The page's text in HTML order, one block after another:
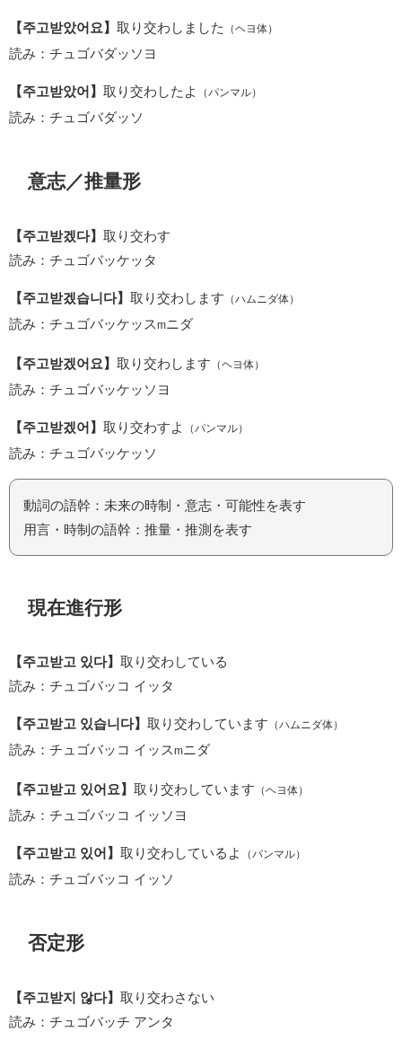
【주고받았어요】 取り交わしました （ヘヨ体）
読み：チュゴバダッソヨ
【주고받았어】 取り交わしたよ （パンマル）
読み：チュゴバダッソ
意志／推量形
【주고받겠다】
取り交わす
読み：チュゴバッケッタ
【주고받겠습니다】 取り交わします （ハムニダ体）
読み：チュゴバッケッス m ニダ
【주고받겠어요】 取り交わします （ヘヨ体）
読み：チュゴバッケッソヨ
【주고받겠어】 取り交わすよ （パンマル）
読み：チュゴバッケッソ
動詞の語幹：未来の時制・意志・可能性を表す
用言・時制の語幹：推量・推測を表す
現在進行形
【주고받고 있다】 取り交わしている
読み：チュゴバッコ イッタ
【주고받고 있습니다】 取り交わしています （ハムニダ体）
読み：チュゴバッコ イッスmニダ
【주고받고 있어요】 取り交わしています （ヘヨ体）
読み：チュゴバッコ イッソヨ
【주고받고 있어】 取り交わしているよ （パンマル）
読み：チュゴバッコ イッソ
否定形
【주고받지 않다】
取り交わさない
読み：チュゴバッチ アンタ